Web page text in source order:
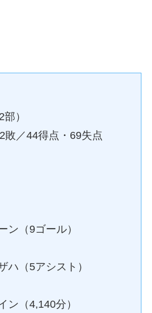
）
敗／44得点・69失点
ン（9ゴール）
ハ（5アシスト）
ン（4,140分）